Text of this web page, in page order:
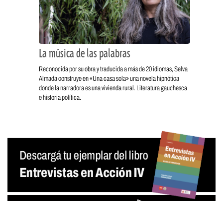
La música de las palabras
Reconocida por su obra y traducida a más de 20 idiomas, Selva
Almada construye en «Una casa sola» una novela hipnótica
donde la narradora es una vivienda rural. Literatura gauchesca
e historia política.